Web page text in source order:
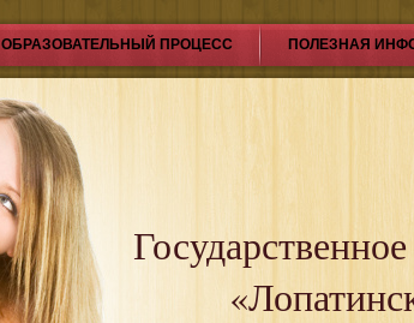
ОБРАЗОВАТЕЛЬНЫЙ ПРОЦЕСС ПОЛЕЗНАЯ